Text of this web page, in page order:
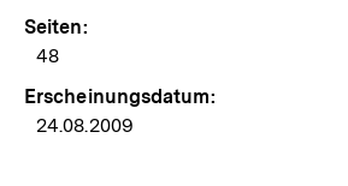
Seiten:
48
Erscheinungsdatum:
24.08.2009